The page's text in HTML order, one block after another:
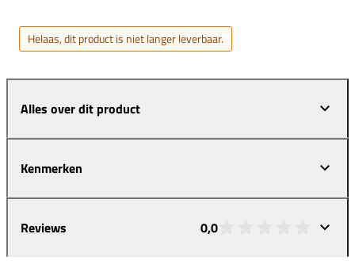
Helaas, dit product is niet langer leverbaar.
Alles over dit product
Kenmerken
Reviews 0,0